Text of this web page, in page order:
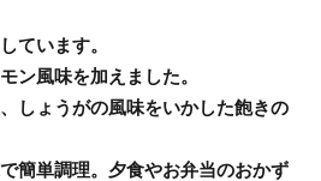
ています。
ン風味を加えました。
しょうがの風味をいかした飽きの
簡単調理。夕食やお弁当のおかず